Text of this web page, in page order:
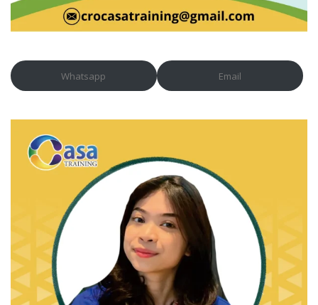
Whatsapp Email